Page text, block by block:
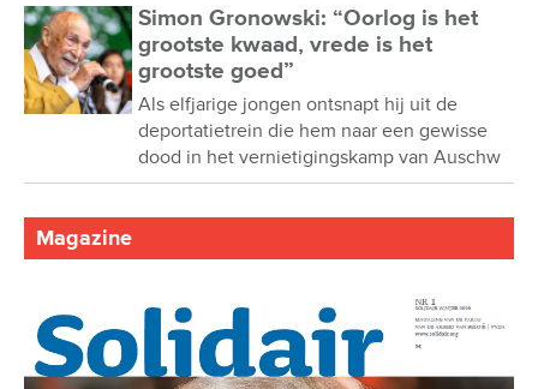
Simon Gronowski: “Oorlog is het
grootste kwaad, vrede is het
grootste goed”
Als elfjarige jongen ontsnapt hij uit de
deportatietrein die hem naar een gewisse
dood in het vernietigingskamp van Auschw
Magazine